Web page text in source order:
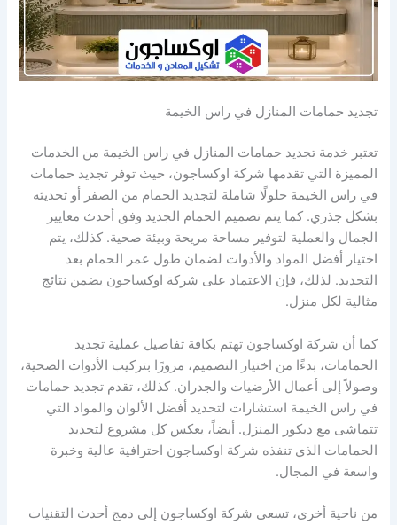
تجديد حمامات المنازل في راس الخيمة
تعتبر خدمة تجديد حمامات المنازل في راس الخيمة من الخدمات
المميزة التي تقدمها شركة اوكساجون، حيث توفر تجديد حمامات
في راس الخيمة حلولًا شاملة لتجديد الحمام من الصفر أو تحديثه
بشكل جذري. كما يتم تصميم الحمام الجديد وفق أحدث معايير
الجمال والعملية لتوفير مساحة مريحة وبيئة صحية. كذلك، يتم
اختيار أفضل المواد والأدوات لضمان طول عمر الحمام بعد
التجديد. لذلك، فإن الاعتماد على شركة اوكساجون يضمن نتائج
مثالية لكل منزل.
كما أن شركة اوكساجون تهتم بكافة تفاصيل عملية تجديد
الحمامات، بدءًا من اختيار التصميم، مرورًا بتركيب الأدوات الصحية،
وصولاً إلى أعمال الأرضيات والجدران. كذلك، تقدم تجديد حمامات
في راس الخيمة استشارات لتحديد أفضل الألوان والمواد التي
تتماشى مع ديكور المنزل. أيضاً، يعكس كل مشروع لتجديد
الحمامات الذي تنفذه شركة اوكساجون احترافية عالية وخبرة
واسعة في المجال.
من ناحية أخرى، تسعى شركة اوكساجون إلى دمج أحدث التقنيات